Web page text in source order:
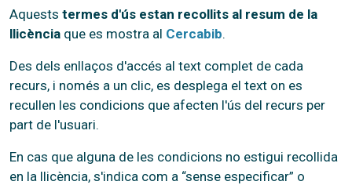
Aquests termes d'ús estan recollits al resum de la
llicència que es mostra al Cercabib.
Des dels enllaços d'accés al text complet de cada
recurs, i només a un clic, es desplega el text on es
recullen les condicions que afecten l'ús del recurs per
part de l'usuari.
En cas que alguna de les condicions no estigui recollida
en la llicència, s'indica com a “sense especificar” o